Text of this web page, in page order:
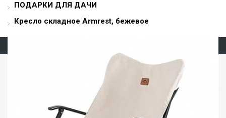
ПОДАРКИ ДЛЯ ДАЧИ
Кресло складное Armrest, бежевое